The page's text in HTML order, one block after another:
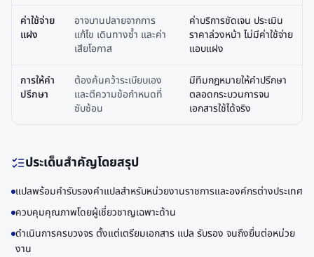
ค่าใช้จ่าย
แฝง
อาจบานปลายจากการ
แก้ไข เดินทางซ้ำ และค่า
เสียโอกาส
ค่าบริการชัดเจน ประเมิน
ราคาล่วงหน้า ไม่มีค่าใช้จ่าย
แอบแฝง
การให้คำ
ปรึกษา
ต้องค้นคว้าระเบียบเอง
และตีความข้อกำหนดที่
ซับซ้อน
มีทีมกฎหมายให้คำปรึกษา
ตลอดกระบวนการจน
เอกสารใช้ได้จริง
ประเด็นสำคัญโดยสรุป
แปลพร้อมคำรับรองคำแปลสำหรับหน่วยงานราชการและองค์กรต่างประเทศ
ควบคุมคุณภาพโดยผู้เชี่ยวชาญเฉพาะด้าน
ดำเนินการครบวงจร ตั้งแต่เตรียมเอกสาร แปล รับรอง จนถึงยื่นต่อหน่วย
งาน